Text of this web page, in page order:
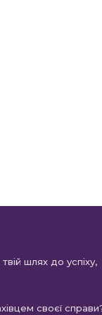
шлях до успіху,
своєї